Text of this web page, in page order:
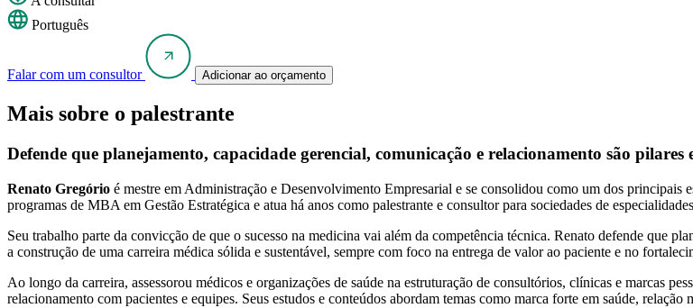
Português
Falar com um consultor Adicionar ao orçamento
Mais sobre o palestrante
Defende que planejamento, capacidade gerencial, comunicação e relacionamento são pilares
Renato Gregório é mestre em Administração e Desenvolvimento Empresarial e se consolidou como um dos
programas de MBA em Gestão Estratégica e atua há anos como palestrante e consultor para sociedades de
Seu trabalho parte da convicção de que o sucesso na medicina vai além da competência técnica. Renato defende que
a construção de uma carreira médica sólida e sustentável, sempre com foco na entrega de valor ao paciente e no
Ao longo da carreira, assessorou médicos e organizações de saúde na estruturação de consultórios, clínicas e marcas
relacionamento com pacientes e equipes. Seus estudos e conteúdos abordam temas como marca forte em saúde,